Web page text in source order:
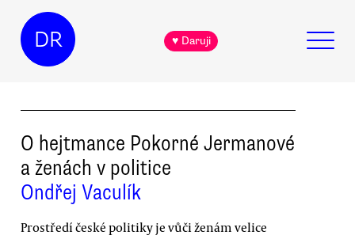
DR ♥ Daruji
O hejtmance Pokorné Jermanové
a ženách v politice
Ondřej Vaculík
Prostředí české politiky je vůči ženám velice